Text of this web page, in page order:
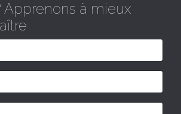
Apprenons à mieux